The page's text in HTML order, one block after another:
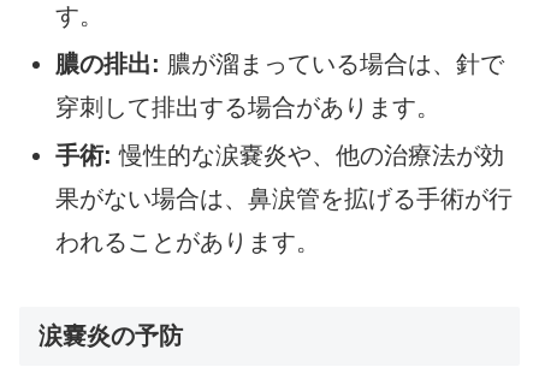
す。
膿の排出: 膿が溜まっている場合は、針で
穿刺して排出する場合があります。
手術: 慢性的な涙嚢炎や、他の治療法が効
果がない場合は、鼻涙管を拡げる手術が行
われることがあります。
涙嚢炎の予防